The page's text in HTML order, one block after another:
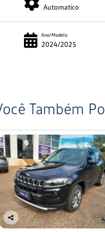
Automatico
Ano/Modelo
2024/2025
Também
Co